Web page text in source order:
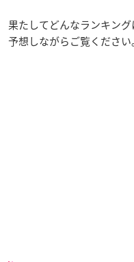
果たしてどんなランキン
予想しながらご覧ください